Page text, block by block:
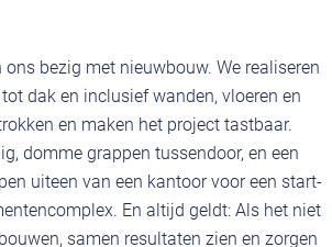
bezig met nieuwbouw. We realiseren
dak en inclusief wanden, vloeren en
en maken het project tastbaar.
domme grappen tussendoor, en een
uiteen van een kantoor voor een start-
En altijd geldt: Als het niet
samen resultaten zien en zorgen